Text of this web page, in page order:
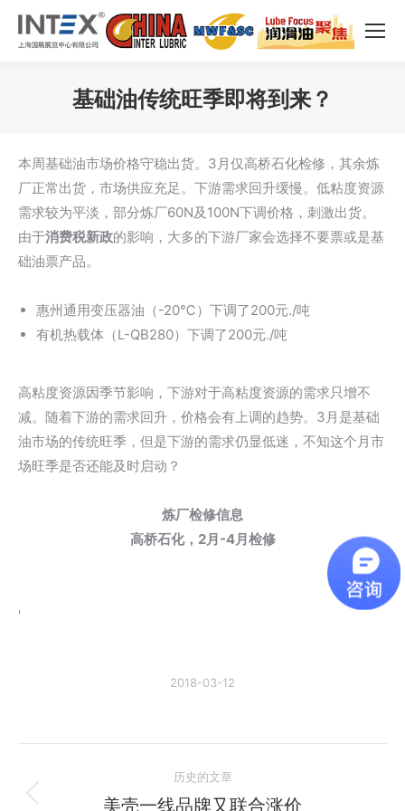
基础油传统旺季即将到来？
本周基础油市场价格守稳出货。3月仅高桥石化检修，其余炼
厂正常出货，市场供应充足。下游需求回升缓慢。低粘度资源
需求较为平淡，部分炼厂60N及100N下调价格，刺激出货。
由于消费税新政的影响，大多的下游厂家会选择不要票或是基
础油票产品。
惠州通用变压器油（-20℃）下调了200元./吨
有机热载体（L-QB280）下调了200元./吨
高粘度资源因季节影响，下游对于高粘度资源的需求只增不
减。随着下游的需求回升，价格会有上调的趋势。3月是基础
油市场的传统旺季，但是下游的需求仍显低迷，不知这个月市
场旺季是否还能及时启动？
炼厂检修信息
高桥石化，2月-4月检修
'
2018-03-12
章
历史的文章
历
美壳一线品牌又联合涨价